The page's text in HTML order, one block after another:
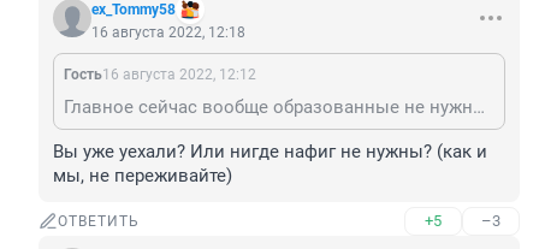
ex_Tommy58
16 августа 2022, 12:18
Гость16 августа 2022, 12:12
Главное сейчас вообще образованные не нужны. Они всеравно из этой тупой страны уедут.
Вы уже уехали? Или нигде нафиг не нужны? (как и
мы, не переживайте)
ОТВЕТИТЬ +5 –3